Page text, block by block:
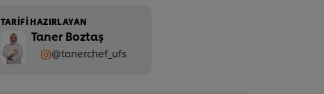
TARIFI HAZIRLAYAN
Taner Boztaş
@tanerchef_ufs